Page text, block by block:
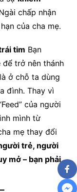
chấp nhận
của cha mẹ.
tim Bạn
trở nên thánh
ở chỗ ta dùng
đình. Thay vì
của người
mình từ
mẹ thay đổi
trẻ, người
mở – bạn phải